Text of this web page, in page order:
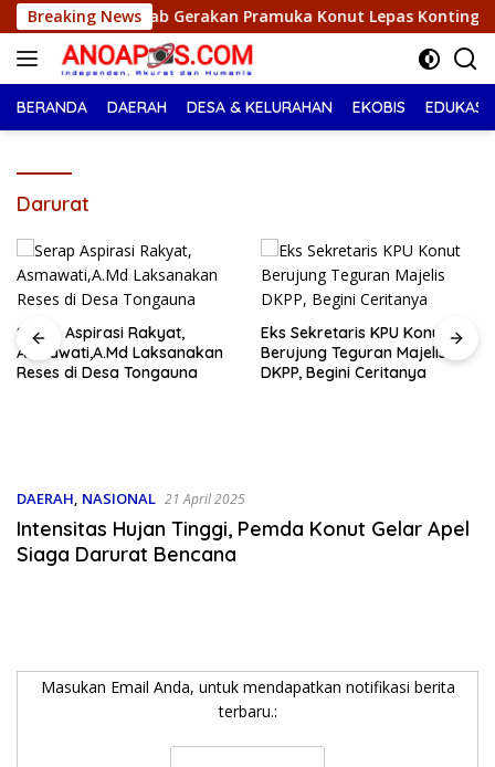
Langsung
ke
konten
Breaking News
Pramuka Konut Lepas Kontingen Jambore Nasional XII
BERANDA DAERAH DESA & KELURAHAN EKOBIS EDUKASI
Darurat
Serap Aspirasi Rakyat,
Asmawati,A.Md Laksanakan
Reses di Desa Tongauna
Eks Sekretaris KPU Konut
Berujung Teguran Majelis
DKPP, Begini Ceritanya
DAERAH, NASIONAL 21 April 2025
Intensitas Hujan Tinggi, Pemda Konut Gelar Apel
Siaga Darurat Bencana
Masukan Email Anda, untuk mendapatkan notifikasi berita
terbaru.: